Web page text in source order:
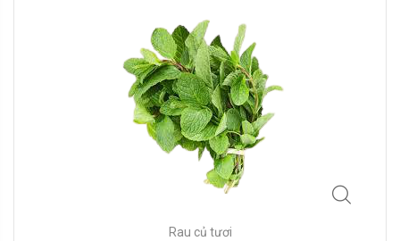
Rau củ tươi